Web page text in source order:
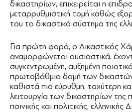
δικαστηρίων, επιχειρείται η
μεταρρυθμιστική τομή καθώς
του το δικαστικό σύστημα της
Για πρώτη φορά, ο Δικαστικός
αναμορφώνεται ουσιαστικά,
συγκεντρωμένη, αυξημένη
πρωτοβάθμια δομή των
καθιστά πιο εύρυθμη, ταχύτερη
λειτουργία των δικαστηρίων
ποινικής και πολιτικής, ελληνικής